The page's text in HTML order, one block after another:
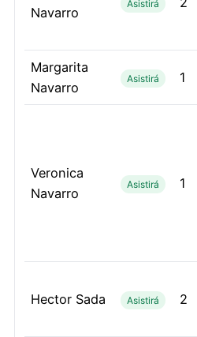
Navarro
Asistirá
Margarita
Navarro
Asistirá 1
Veronica
Navarro
Asistirá 1
Hector Sada Asistirá 2